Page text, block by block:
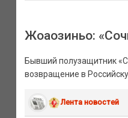
Жоаозиньо:
Бывший полузащитник
возвращение в
Лента новостей